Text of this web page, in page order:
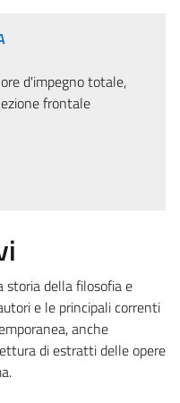
d'impegno totale,
frontale
storia della filosofia e
e le principali correnti
anche
di estratti delle opere